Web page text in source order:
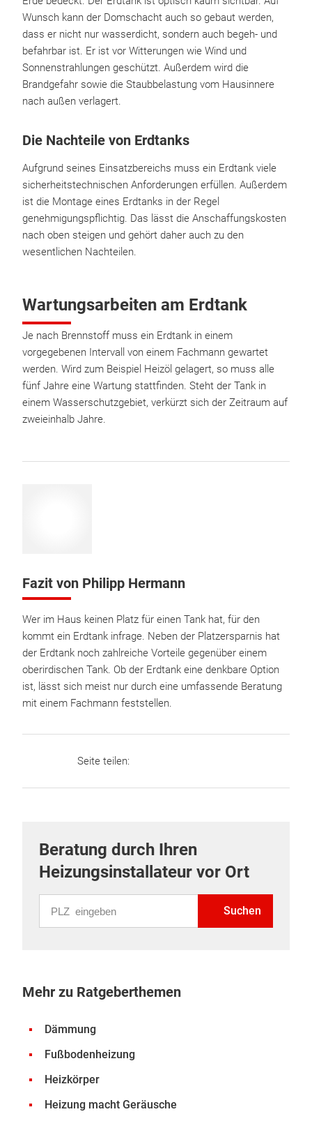
Wunsch kann der Domschacht auch so gebaut werden,
dass er nicht nur wasserdicht, sondern auch begeh- und
befahrbar ist. Er ist vor Witterungen wie Wind und
Sonnenstrahlungen geschützt. Außerdem wird die
Brandgefahr sowie die Staubbelastung vom Hausinnere
nach außen verlagert.
Die Nachteile von Erdtanks
Aufgrund seines Einsatzbereichs muss ein Erdtank viele
sicherheitstechnischen Anforderungen erfüllen. Außerdem
ist die Montage eines Erdtanks in der Regel
genehmigungspflichtig. Das lässt die Anschaffungskosten
nach oben steigen und gehört daher auch zu den
wesentlichen Nachteilen.
Wartungsarbeiten am Erdtank
Je nach Brennstoff muss ein Erdtank in einem
vorgegebenen Intervall von einem Fachmann gewartet
werden. Wird zum Beispiel Heizöl gelagert, so muss alle
fünf Jahre eine Wartung stattfinden. Steht der Tank in
einem Wasserschutzgebiet, verkürzt sich der Zeitraum auf
zweieinhalb Jahre.
Fazit von Philipp Hermann
Wer im Haus keinen Platz für einen Tank hat, für den
kommt ein Erdtank infrage. Neben der Platzersparnis hat
der Erdtank noch zahlreiche Vorteile gegenüber einem
oberirdischen Tank. Ob der Erdtank eine denkbare Option
ist, lässt sich meist nur durch eine umfassende Beratung
mit einem Fachmann feststellen.
Seite teilen:
Beratung durch Ihren
Heizungsinstallateur vor Ort
Suchen
Mehr zu Ratgeberthemen
Dämmung
Fußbodenheizung
Heizkörper
Heizung macht Geräusche